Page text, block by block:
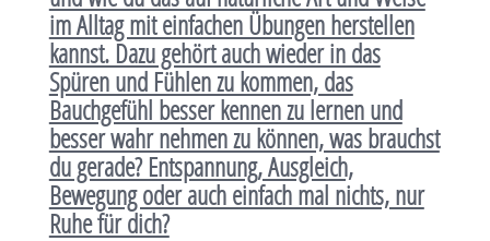
im Alltag mit einfachen Übungen herstellen
kannst. Dazu gehört auch wieder in das
Spüren und Fühlen zu kommen, das
Bauchgefühl besser kennen zu lernen und
besser wahr nehmen zu können, was brauchst
du gerade? Entspannung, Ausgleich,
Bewegung oder auch einfach mal nichts, nur
Ruhe für dich?